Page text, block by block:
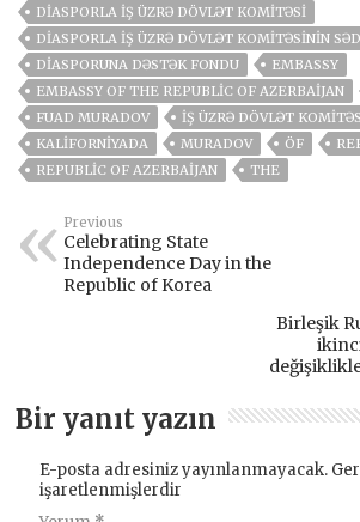
DIASPORLA İŞ ÜZRƏ DÖVLƏT KOMITƏSI
DIASPORLA İŞ ÜZRƏ DÖVLƏT KOMITƏSININ
DIASPORUNA DƏSTƏK FONDU
EMBASSY
EMBASSY OF THE REPUBLIC OF AZERBAIJAN
FUAD MURADOV
İŞ ÜZRƏ DÖVLƏT
KALIFORNIYADA
MURADOV ÖF
REPUBLIC OF AZERBAIJAN
THE
Previous
Celebrating State
Independence Day in the
Republic of Korea
Birleşik
Bir yanıt yazın
E-posta adresiniz yayınlanmayacak.
işaretlenmişlerdir